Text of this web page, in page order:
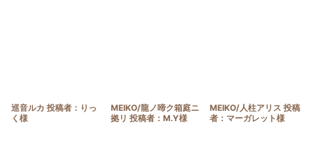
巡音ルカ 投稿者：りっ
く様
MEIKO/龍ノ啼ク箱庭ニ
拠リ 投稿者：M.Y様
MEIKO/人柱アリス 投稿
者：マーガレット様